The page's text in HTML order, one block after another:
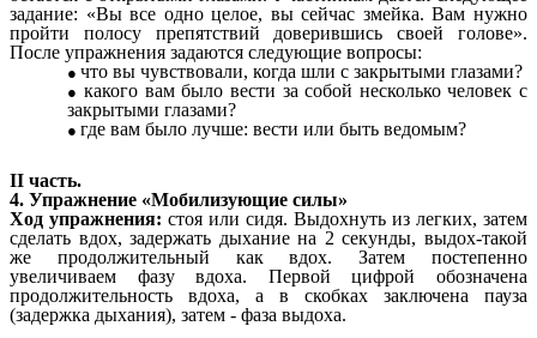
задание: «Вы все одно целое, вы сейчас змейка. Вам нужно
пройти полосу препятствий доверившись своей голове».
После упражнения задаются следующие вопросы:
что вы чувствовали, когда шли с закрытыми глазами?
какого вам было вести за собой несколько человек с
закрытыми глазами?
где вам было лучше: вести или быть ведомым?
II часть.
4. Упражнение «Мобилизующие силы»
Ход упражнения: стоя или сидя. Выдохнуть из легких, затем
сделать вдох, задержать дыхание на 2 секунды, выдох-такой
же продолжительный как вдох. Затем постепенно
увеличиваем фазу вдоха. Первой цифрой обозначена
продолжительность вдоха, а в скобках заключена пауза
(задержка дыхания), затем - фаза выдоха.